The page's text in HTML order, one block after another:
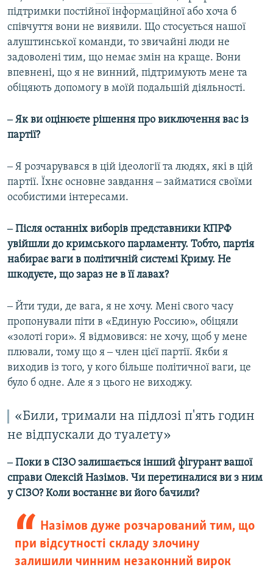
підтримки постійної інформаційної або хоча б
співчуття вони не виявили. Що стосується нашої
алуштинської команди, то звичайні люди не
задоволені тим, що немає змін на краще. Вони
впевнені, що я не винний, підтримують мене та
обіцяють допомогу в моїй подальшій діяльності.
‒ Як ви оцінюєте рішення про виключення вас із
партії?
‒ Я розчарувався в цій ідеології та людях, які в цій
партії. Їхнє основне завдання ‒ займатися своїми
особистими інтересами.
‒ Після останніх виборів представники КПРФ
увійшли до кримського парламенту. Тобто, партія
набирає ваги в політичній системі Криму. Не
шкодуєте, що зараз не в її лавах?
‒ Йти туди, де вага, я не хочу. Мені свого часу
пропонували піти в «Единую Россию», обіцяли
«золоті гори». Я відмовився: не хочу, щоб у мене
плювали, тому що я ‒ член цієї партії. Якби я
виходив із того, у кого більше політичної ваги, це
було б одне. Але я з цього не виходжу.
«Били, тримали на підлозі п'ять годин
не відпускали до туалету»
‒ Поки в СІЗО залишається інший фігурант вашої
справи Олексій Назімов. Чи перетиналися ви з ним
у СІЗО? Коли востаннє ви його бачили?
Назімов дуже розчарований тим, що
при відсутності складу злочину
залишили чинним незаконний вирок